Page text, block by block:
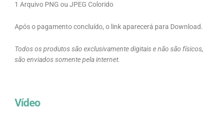
1 Arquivo PNG ou JPEG Colorido
Após o pagamento concluído, o link aparecerá para Download.
Todos os produtos são exclusivamente digitais e não são físicos,
são enviados somente pela internet.
Vídeo